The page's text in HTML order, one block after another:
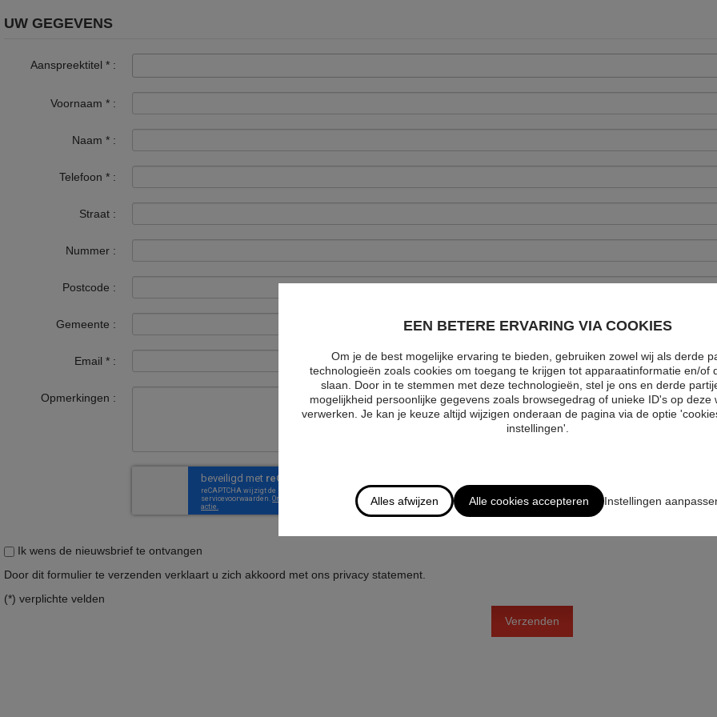
UW GEGEVENS
Aanspreektitel * :
Voornaam * :
Naam * :
Telefoon * :
Straat :
Nummer :
Postcode :
Gemeente :
Email * :
Opmerkingen :
Ik wens de nieuwsbrief te ontvangen
Door dit formulier te verzenden verklaart u zich akkoord met ons privacy statement
(*) verplichte velden
Verzenden
EEN BETERE ERVARING VIA COOKIES
Om je de best mogelijke ervaring te bieden, gebruiken zowel wij als derde
technologieën zoals cookies om toegang te krijgen tot apparaatinformatie en/of
slaan. Door in te stemmen met deze technologieën, stel je ons en derde
mogelijkheid persoonlijke gegevens zoals browsegedrag of unieke ID's op deze
verwerken. Je kan je keuze altijd wijzigen onderaan de pagina via de optie
instellingen'.
Alles afwijzen Alle cookies accepteren Instellingen